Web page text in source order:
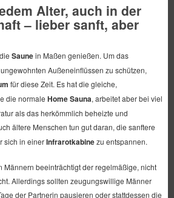
Alter, auch in der
– lieber sanft, aber
Saunein Maßen genießen. Um das
Außeneinflüssen zu schützen,
für diese Zeit. Es hat die gleiche,
die normale Home Sauna, arbeitet aber bei viel
als das herkömmlich beheizte und
ältere Menschen tun gut daran, die sanftere
sich in einerInfrarotkabinezu entspannen.
Männern beeinträchtigt der regelmäßige, nicht
Allerdings sollten zeugungswillige Männer
der Partnerin pausieren oder stattdessen die